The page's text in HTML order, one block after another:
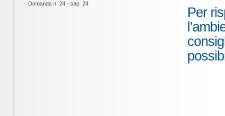
Domanda n. 24 - cap. 24
Per